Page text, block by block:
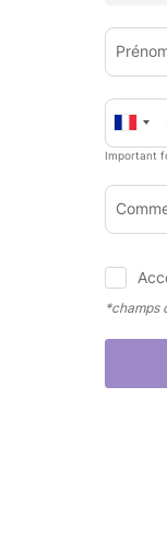
Important
*champs